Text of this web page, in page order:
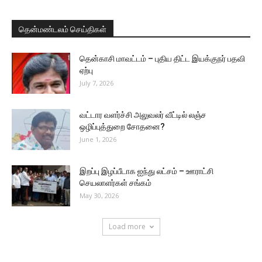
தென்மண்டலம் செய்திகள்
தென்காசி மாவட்டம் – புதிய திட்ட இயக்குநர் பதவி
ஏற்பு
July 7, 2026
வட்டார வளர்ச்சி அலுவலர் வீட்டில் லஞ்ச
ஒழிப்புத்துறை சோதனை?
June 1, 2026
இறப்பு இழப்பீடாக ஐந்து லட்சம் – ஊராட்சி
செயலாளர்கள் சங்கம்
May 30, 2026
Load more